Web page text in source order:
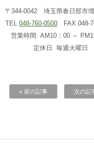
〒344-0042 埼玉県春日部市
TEL 048-760-0500 FAX 048-
営業時間. AM10：00 ～
定休日. 毎週火曜日
« 前の記事 次の記